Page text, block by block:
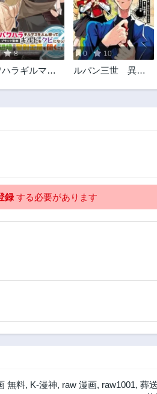
8
ラギルマス
になったの
0 10
ルパン三世 異世
セス
録する必要があります
無料, K-漫神, raw 漫画, raw1001, 葬